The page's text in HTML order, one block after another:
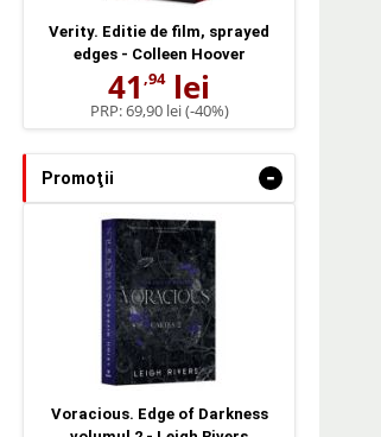
Verity. Editie de film, sprayed
edges - Colleen Hoover
41 ,94lei
PRP:69,90 lei(-40%)
Promoţii -
Voracious. Edge of Darkness